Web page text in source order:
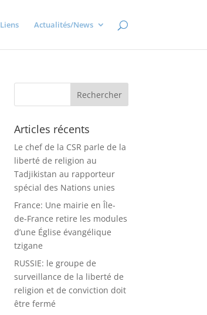
Liens Actualités/News
Articles récents
Le chef de la CSR parle de la
liberté de religion au
Tadjikistan au rapporteur
spécial des Nations unies
France: Une mairie en Île-
de-France retire les modules
d’une Église évangélique
tzigane
RUSSIE: le groupe de
surveillance de la liberté de
religion et de conviction doit
être fermé